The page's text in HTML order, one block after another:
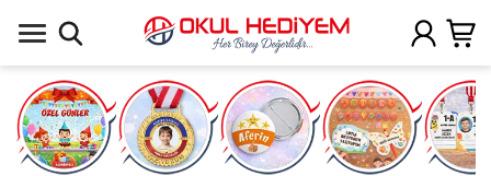
Uygulamada Aç